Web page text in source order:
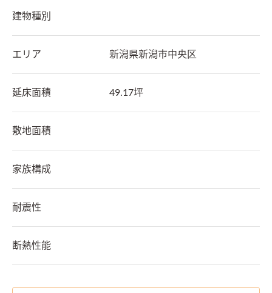
建物種別
エリア 新潟県新潟市中央区
延床面積 49.17坪
敷地面積
家族構成
耐震性
断熱性能